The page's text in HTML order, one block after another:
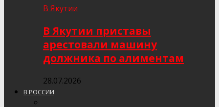
В Якутии
В Якутии приставы
арестовали машину
должника по алиментам
28.07.2026
В РОССИИ